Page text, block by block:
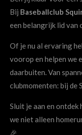
Bij Baseballclub
een belangrijk lid van
Of je nu al ervaring
voorop en helpen we
daarbuiten. Van
clubmomenten: bij de
Sluit je aan en ontdek
we niet alleen
🎉